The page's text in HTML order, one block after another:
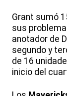
Grant sumó
sus
anotador de
segundo y
de 16
inicio del